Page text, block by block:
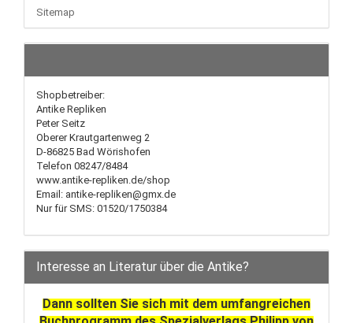
Sitemap
Shopbetreiber:
Antike Repliken
Peter Seitz
Oberer Krautgartenweg 2
D-86825 Bad Wörishofen
Telefon 08247/8484
www.antike-repliken.de/shop
Email: antike-repliken@gmx.de
Nur für SMS: 01520/1750384
Interesse an Literatur über die Antike?
Dann sollten Sie sich mit dem umfangreichen